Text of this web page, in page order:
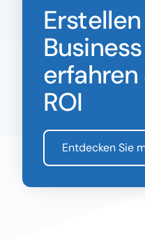
erfahren
ROI
Entdecken Sie